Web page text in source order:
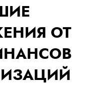
ОТ